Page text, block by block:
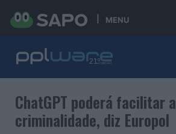
MENU
ChatGPT poderá facilitar a
criminalidade, diz Europol